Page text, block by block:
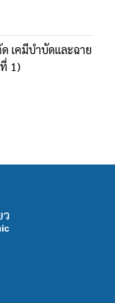
เคมีบำบัดและฉาย
1)